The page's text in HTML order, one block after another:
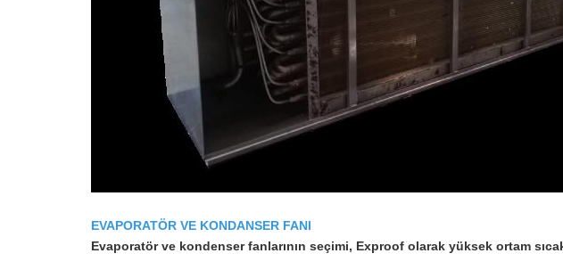
EVAPORATÖR VE KONDANSER FANI
Evaporatör ve kondenser fanlarının seçimi, Exproof olarak yüksek ortam